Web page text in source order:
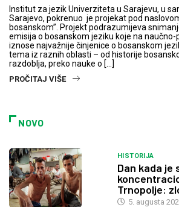
Institut za jezik Univerziteta u Sarajevu, u
Sarajevo, pokrenuo je projekat pod
bosanskom”. Projekt podrazumijeva
emisija o bosanskom jeziku koje na naučno-
iznose najvažnije činjenice o bosanskom
tema iz raznih oblasti – od historije
razdoblja, preko nauke o […]
PROČITAJ VIŠE
NOVO
HISTORIJA
Dan kada je
Trnopolje:
5. augusta